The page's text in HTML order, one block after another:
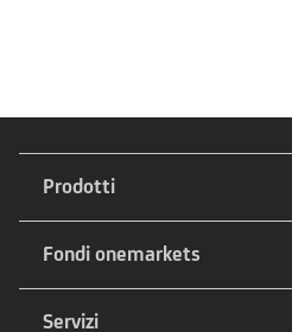
Prodotti
Fondi onemarkets
Servizi